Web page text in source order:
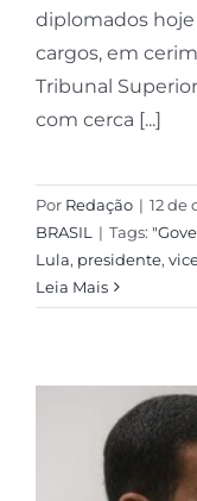
diplomados hoje
cargos, em
Tribunal
com cerca [...]
Por Redação | 12 de
BRASIL | Tags:
Lula, presidente,
Leia Mais